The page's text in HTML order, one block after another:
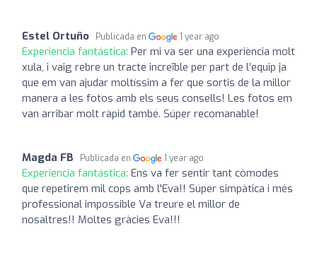
Estel Ortuño Publicada en 1 year ago
Experiencia fantástica: Per mi va ser una experiència molt
xula, i vaig rebre un tracte increïble per part de l’equip ja
que em van ajudar moltíssim a fer que sortis de la millor
manera a les fotos amb els seus consells! Les fotos em
van arribar molt ràpid també. Súper recomanable!
Magda FB Publicada en 1 year ago
Experiencia fantástica: Ens va fer sentir tant còmodes
que repetirem mil cops amb l'Eva!! Súper simpàtica i més
professional impossible Va treure el millor de
nosaltres!! Moltes gràcies Eva!!!